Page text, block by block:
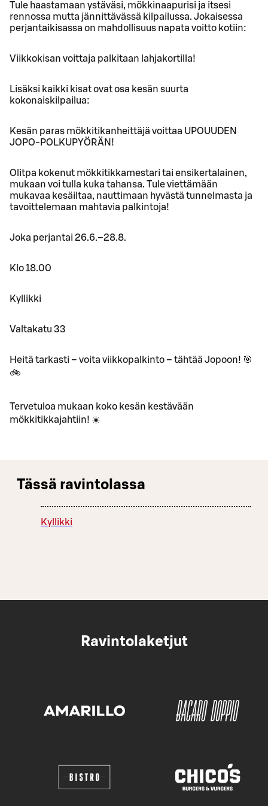
Tule haastamaan ystäväsi, mökkinaapurisi ja itsesi
rennossa mutta jännittävässä kilpailussa. Jokaisessa
perjantaikisassa on mahdollisuus napata voitto kotiin:
Viikkokisan voittaja palkitaan lahjakortilla!
Lisäksi kaikki kisat ovat osa kesän suurta
kokonaiskilpailua:
Kesän paras mökkitikanheittäjä voittaa UPOUUDEN
JOPO-POLKUPYÖRÄN!
Olitpa kokenut mökkitikkamestari tai ensikertalainen,
mukaan voi tulla kuka tahansa. Tule viettämään
mukavaa kesäiltaa, nauttimaan hyvästä tunnelmasta ja
tavoittelemaan mahtavia palkintoja!
Joka perjantai 26.6.–28.8.
Klo 18.00
Kyllikki
Valtakatu 33
Heitä tarkasti – voita viikkopalkinto – tähtää Jopoon! 🎯
🚲
Tervetuloa mukaan koko kesän kestävään
mökkitikkajahtiin! ☀️
Tässä ravintolassa
Kyllikki
Ravintolaketjut